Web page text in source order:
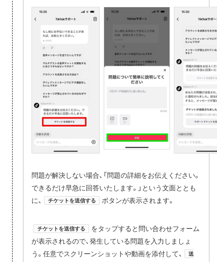
問題が解決しない場合、「問題の詳細をお伝えください。
できるだけ早急に回答いたします。」という文面ととも
に、
チケットを送信する ボタンが表示されます。
チケットを送信する
をタップすると問い合わせフォーム
が表示されるので、発生している問題を入力しましょ
う。任意でスクリーンショットや動画を添付して、
送